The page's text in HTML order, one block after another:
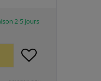
2-5 jours